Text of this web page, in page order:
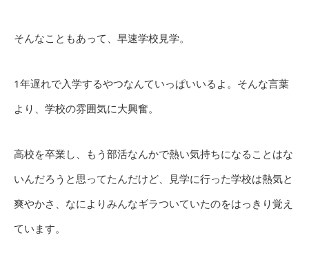
そんなこともあって、早速学校見学。
1年遅れで入学するやつなんていっぱいいるよ。そんな言葉
より、学校の雰囲気に大興奮。
高校を卒業し、もう部活なんかで熱い気持ちになることはな
いんだろうと思ってたんだけど、見学に行った学校は熱気と
爽やかさ、なによりみんなギラついていたのをはっきり覚え
ています。